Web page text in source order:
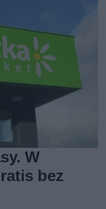
W
bez